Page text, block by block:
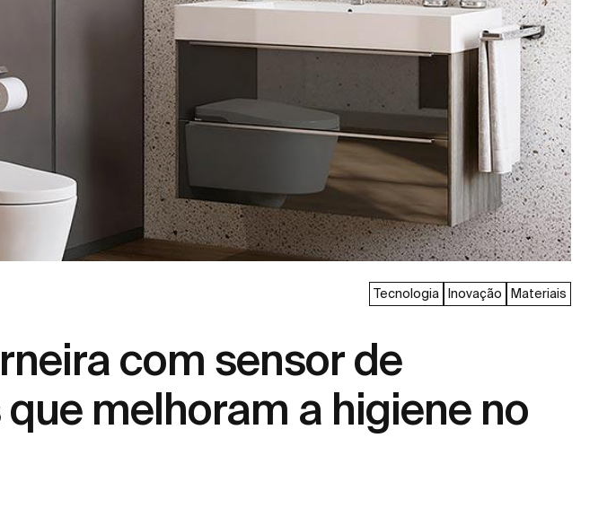
Tecnologia Inovação Materiais
com sensor de
melhoram a higiene no